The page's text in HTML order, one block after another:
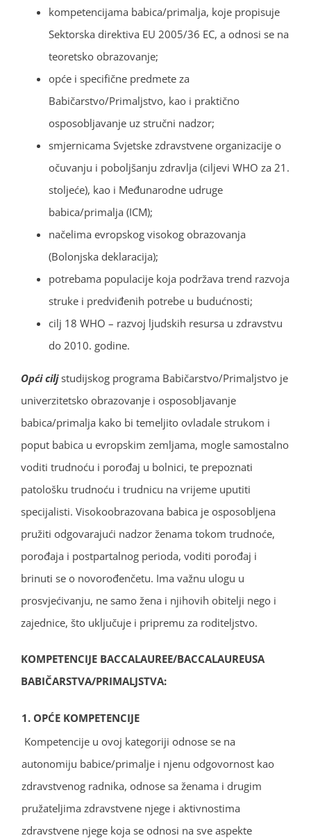
kompetencijama babica/primalja, koje propisuje
Sektorska direktiva EU 2005/36 EC, a odnosi se na
teoretsko obrazovanje;
opće i specifične predmete za
Babičarstvo/Primaljstvo, kao i praktično
osposobljavanje uz stručni nadzor;
smjernicama Svjetske zdravstvene organizacije o
očuvanju i poboljšanju zdravlja (ciljevi WHO za 21.
stoljeće), kao i Međunarodne udruge
babica/primalja (ICM);
načelima evropskog visokog obrazovanja
(Bolonjska deklaracija);
potrebama populacije koja podržava trend razvoja
struke i predviđenih potrebe u budućnosti;
cilj 18 WHO – razvoj ljudskih resursa u zdravstvu
do 2010. godine.
Opći ciljstudijskog programa Babičarstvo/Primaljstvo je
univerzitetsko obrazovanje i osposobljavanje
babica/primalja kako bi temeljito ovladale strukom i
poput babica u evropskim zemljama, mogle samostalno
voditi trudnoću i porođaj u bolnici, te prepoznati
patološku trudnoću i trudnicu na vrijeme uputiti
specijalisti. Visokoobrazovana babica je osposobljena
pružiti odgovarajući nadzor ženama tokom trudnoće,
porođaja i postpartalnog perioda, voditi porođaj i
brinuti se o novorođenčetu. Ima važnu ulogu u
prosvjećivanju, ne samo žena i njihovih obitelji nego i
zajednice, što uključuje i pripremu za roditeljstvo.
KOMPETENCIJE BACCALAUREE/BACCALAUREUSA
BABIČARSTVA/PRIMALJSTVA:
1. OPĆE KOMPETENCIJE
Kompetencije u ovoj kategoriji odnose se na
autonomiju babice/primalje i njenu odgovornost kao
zdravstvenog radnika, odnose sa ženama i drugim
pružateljima zdravstvene njege i aktivnostima
zdravstvene njege koja se odnosi na sve aspekte